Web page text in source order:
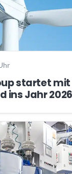
startet
ins Jahr 2026